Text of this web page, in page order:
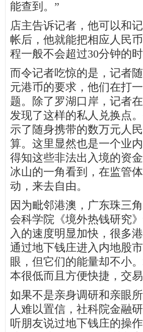
能查到。”
店主告诉记者，他可以和
帐后，他就能把相应人民
程一般不会超过30分钟的时
而令记者吃惊的是，记者
元港币的要求，他们在打
题。除了罗湖口岸，记者
发现了这样的私人兑换点
示了随身携带的数万元人
算。这里显然也是一个业
得知这些非法出入境的资
冰山的一角看到，在监管
动，来去自由。
因为毗邻港澳，广东珠三
会科学院《境外热钱研究
入的速度明显加快，很多
通过地下钱庄进入内地股
眼，但它们的能量却不小
本很低而且方便快捷，交
如果不是亲身调研和亲眼
人难以置信，社科院金融
听朋友说过地下钱庄的操